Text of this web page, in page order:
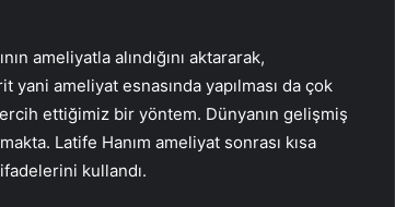
ameliyatla alındığını aktararak,
ameliyat esnasında yapılması da çok
ettiğimiz bir yöntem. Dünyanın gelişmiş
Latife Hanım ameliyat sonrası kısa
kullandı.